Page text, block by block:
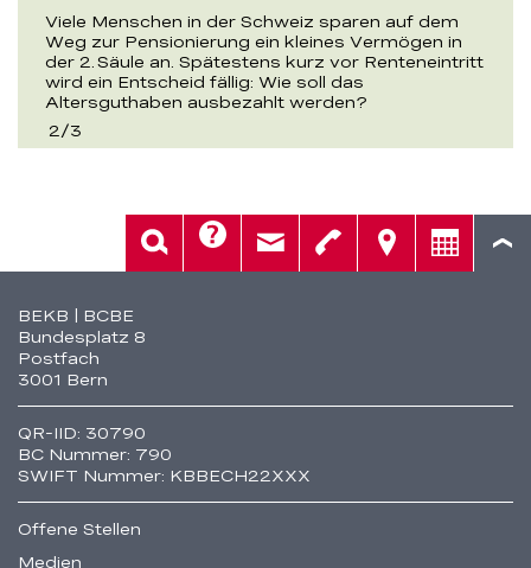
Viele Menschen in der Schweiz sparen auf dem
Weg zur Pensionierung ein kleines Vermögen in
der 2. Säule an. Spätestens kurz vor Renteneintritt
wird ein Entscheid fällig: Wie soll das
Altersguthaben ausbezahlt werden?
2/3
Fusszeile
BEKB | BCBE
Bundesplatz 8
Postfach
3001 Bern
QR-IID: 30790
BC Nummer: 790
SWIFT Nummer: KBBECH22XXX
Offene Stellen
Medien